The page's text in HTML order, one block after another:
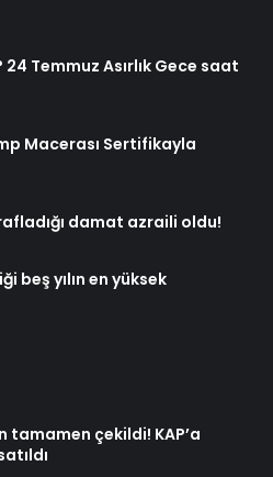
Temmuz Asırlık Gece saat
Macerası Sertifikayla
damat azraili oldu!
beş yılın en yüksek
tamamen çekildi! KAP’a